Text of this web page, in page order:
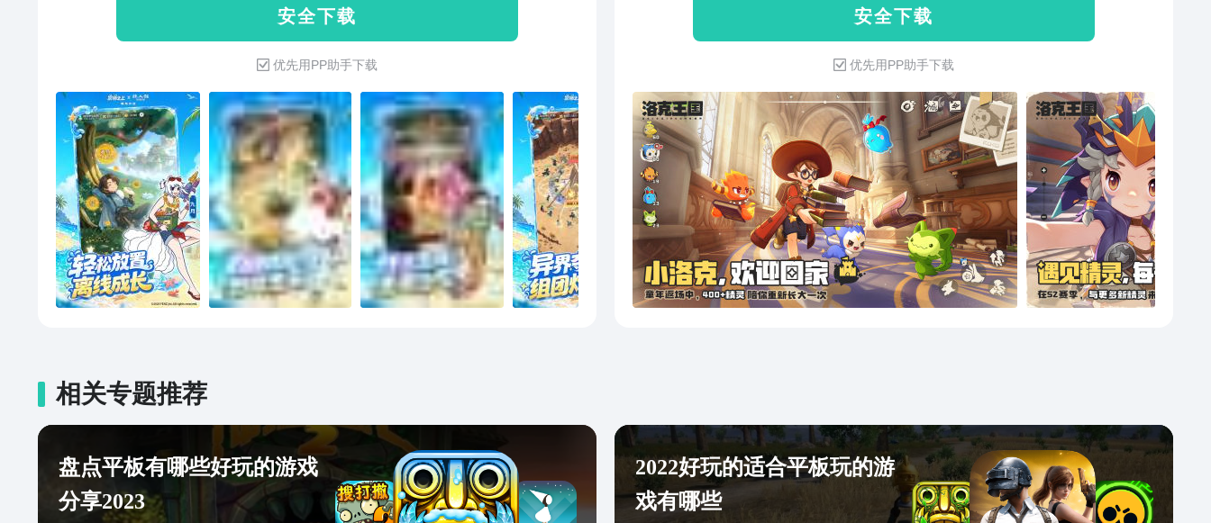
安 全 下 载
优先用PP助手下载
儿时梦中的洛克王国世界！
安 全 下 载
优先用PP助手下载
相关专题推荐
盘点平板有哪些好玩的游戏
分享2023
2022好玩的适合平板玩的游
戏有哪些